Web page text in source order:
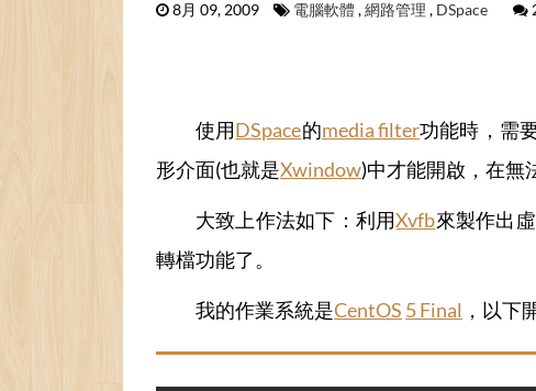
8月 09, 2009 電腦軟體 ,網路管理 , DSpace
使用DSpace的media filter功能時，需
形介面(也就是Xwindow)中才能開啟，在無
大致上作法如下：利用Xvfb來製作出
轉檔功能了。
我的作業系統是CentOS 5 Final ，以下